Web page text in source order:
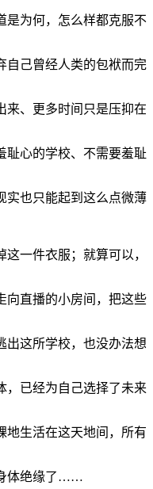
为何，怎么样都克服不
自己曾经人类的包袱而完
来、更多时间只是压抑在
耻心的学校、不需要羞耻
实也只能起到这么点微薄
一件衣服；就算可以，
向直播的小房间，把这些
这所学校，也没办法想
，已经为自己选择了未来
地生活在这天地间，所有
体绝缘了……